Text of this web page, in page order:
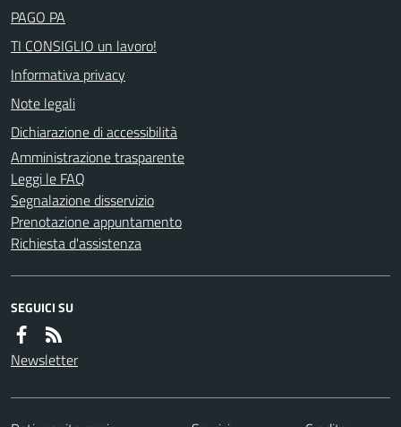
PAGO PA
TI CONSIGLIO un lavoro!
Informativa privacy
Note legali
Dichiarazione di accessibilità
Amministrazione trasparente
Leggi le FAQ
Segnalazione disservizio
Prenotazione appuntamento
Richiesta d'assistenza
SEGUICI SU
Newsletter